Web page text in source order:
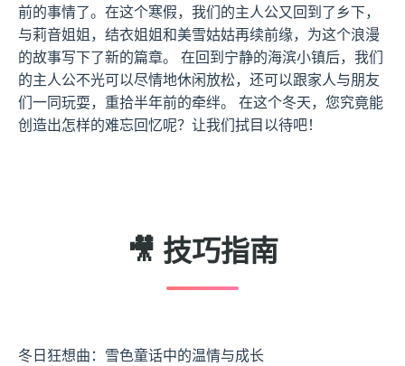
前的事情了。在这个寒假，我们的主人公又回到了乡下，
与莉音姐姐，结衣姐姐和美雪姑姑再续前缘，为这个浪漫
的故事写下了新的篇章。 在回到宁静的海滨小镇后，我们
的主人公不光可以尽情地休闲放松，还可以跟家人与朋友
们一同玩耍，重拾半年前的牵绊。 在这个冬天，您究竟能
创造出怎样的难忘回忆呢？让我们拭目以待吧！
🎥 技巧指南
冬日狂想曲：雪色童话中的温情与成长